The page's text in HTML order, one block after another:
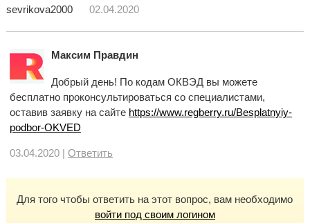
sevrikova2000 02.04.2020
Максим Правдин
Добрый день! По кодам ОКВЭД вы можете
бесплатно проконсультироваться со специалистами,
оставив заявку на сайте https://www.regberry.ru/Besplatnyiy-
podbor-OKVED
03.04.2020 | Ответить
Для того чтобы ответить на этот вопрос, вам необходимо
войти под своим логином